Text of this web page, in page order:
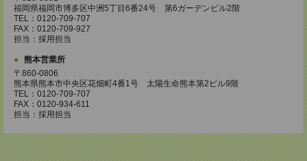
福岡県福岡市博多区中洲5丁目6番24号 第6ガーデンビル2階
TEL：0120-709-707
FAX：0120-709-927
担当：採用担当
熊本営業所
〒860-0806
熊本県熊本市中央区花畑町4番1号 太陽生命熊本第2ビル9階
TEL：0120-709-707
FAX：0120-934-611
担当：採用担当